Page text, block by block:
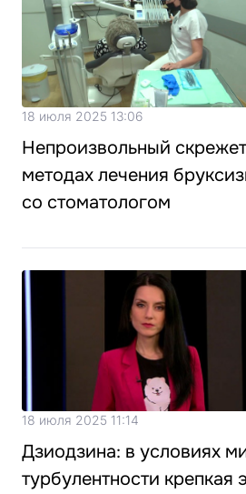
18 июля 2025 13:06
Непроизвольный
методах лечения
со стоматологом
18 июля 2025 11:14
Дзиодзина: в условиях
турбулентности крепкая